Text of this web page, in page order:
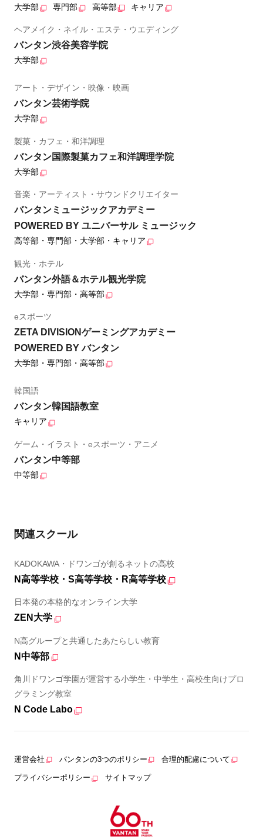
大学部 専門部 高等部 キャリア
ヘアメイク・ネイル・エステ・ウエディング
バンタン渋谷美容学院
大学部
アート・デザイン・映像・映画
バンタン芸術学院
大学部
製菓・カフェ・和洋調理
バンタン国際製菓カフェ和洋調理学院
大学部
音楽・アーティスト・サウンドクリエイター
バンタンミュージックアカデミー
POWERED BY ユニバーサル ミュージック
高等部・専門部・大学部・キャリア
観光・ホテル
バンタン外語＆ホテル観光学院
大学部・専門部・高等部
eスポーツ
ZETA DIVISIONゲーミングアカデミー
POWERED BY バンタン
大学部・専門部・高等部
韓国語
バンタン韓国語教室
キャリア
ゲーム・イラスト・eスポーツ・アニメ
バンタン中等部
中等部
関連スクール
KADOKAWA・ドワンゴが創るネットの高校
N高等学校・S高等学校・R高等学校
日本発の本格的なオンライン大学
ZEN大学
N高グループと共通したあたらしい教育
N中等部
角川ドワンゴ学園が運営する小学生・中学生・高校生向けプロ
グラミング教室
N Code Labo
運営会社 バンタンの3つのポリシー 合理的配慮について
プライバシーポリシー サイトマップ